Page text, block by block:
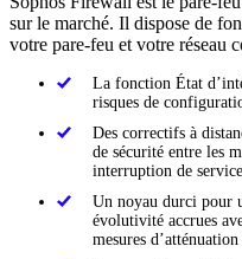
sur le marché. Il dispose de
votre pare-feu et votre réseau
La fonction État
risques de
Des correctifs à
de sécurité entre les
interruption de service.
Un noyau durci pour
évolutivité accrues
mesures d’atténuation